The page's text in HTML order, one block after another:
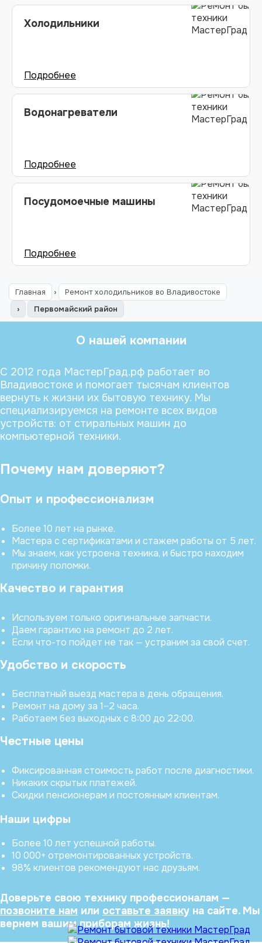
Холодильники
Водонагреватели
Посудомоечные машины
Главная ›
Ремонт холодильников во Владивостоке
›
Первомайский район
О нашей компании
С 2012 года МастерГрад.рф работает во
Владивостоке и помогает тысячам клиентов
вернуть к жизни их бытовую технику. Мы
специализируемся на ремонте всех видов
устройств: от стиральных машин до
компьютерной техники.
Почему нам доверяют?
Опыт и профессионализм
Более 10 лет на рынке.
Мастера с сертификатами и стажем работы от 5 лет.
Мы знаем, как устроена техника, и быстро находим
причину поломки.
Качество и гарантия
Используем только оригинальные запчасти.
Даем гарантию на ремонт до 2 лет.
Если что-то пойдет не так — устраним за свой счет.
Удобство и скорость
Бесплатный выезд мастера в день обращения.
Ремонт на дому за 1–2 часа.
Работаем без выходных с 8:00 до 22:00.
Честные цены
Фиксированная стоимость работ после диагностики.
Никаких скрытых платежей.
Скидки пенсионерам и постоянным клиентам.
Наши цифры
Более 10 лет успешной работы.
10 000+ отремонтированных устройств.
98% клиентов рекомендуют нас друзьям.
Доверьте свою технику профессионалам —
позвоните нам или оставьте заявку на сайте. Мы
вернем вашим приборам жизнь!